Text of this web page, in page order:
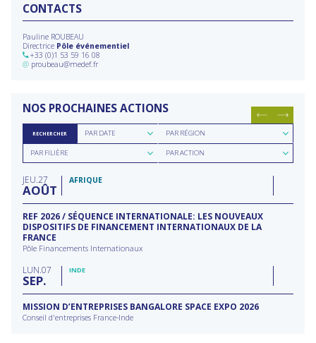
CONTACTS
Pauline ROUBEAU
Directrice Pôle événementiel
+33 (0)1 53 59 16 08
@ proubeau@medef.fr
NOS PROCHAINES ACTIONS
RECHERCHER
Rechercher
parPAR DATE
Rechercher
par
région
PAR RÉGION
Rechercher
parPAR FILIÈRE
Rechercher
parPAR ACTION
JEU 27
AOÛT
AFRIQUE
REF 2026 / SÉQUENCE INTERNATIONALE: LES NOUVEAUX
DISPOSITIFS DE FINANCEMENT INTERNATIONAUX DE LA
FRANCE
Pôle Financements Internationaux
LUN 07
SEP
INDE
MISSION D’ENTREPRISES BANGALORE SPACE EXPO 2026
Conseil d'entreprises France-Inde